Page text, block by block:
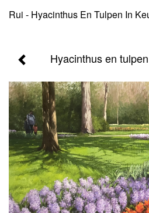
Rui - Hyacinthus En Tulpen In
Hyacinthus en